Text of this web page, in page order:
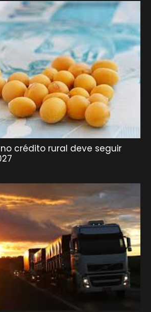
crédito rural deve seguir